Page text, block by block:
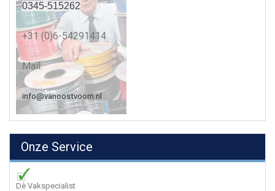
0345-515262
+31 (0)6-54291414
Mail:
info@vanoostvoorn.nl
Onze Service
Dè Vakspecialist